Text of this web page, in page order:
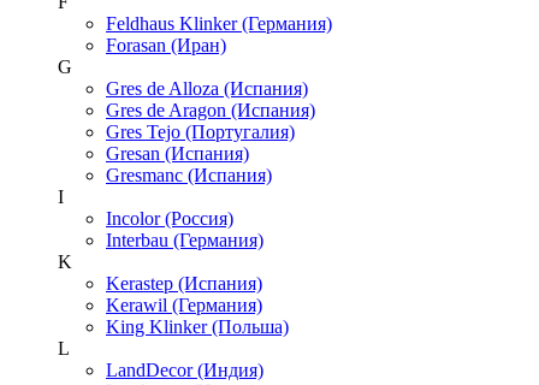
Feldhaus Klinker (Германия)
Forasan (Иран)
G
Gres de Alloza (Испания)
Gres de Aragon (Испания)
Gres Tejo (Португалия)
Gresan (Испания)
Gresmanc (Испания)
I
Incolor (Россия)
Interbau (Германия)
K
Kerastep (Испания)
Kerawil (Германия)
King Klinker (Польша)
L
LandDecor (Индия)